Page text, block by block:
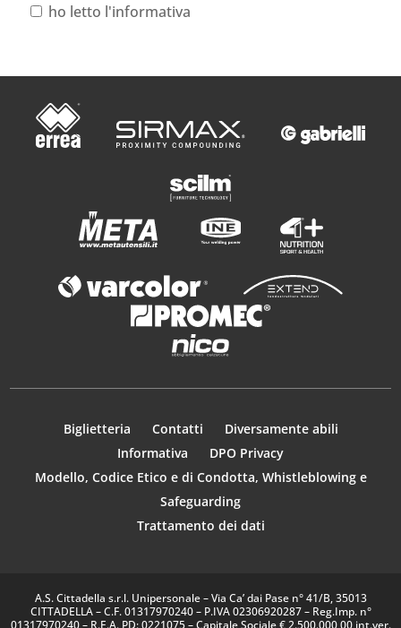
ho letto l'informativa
Biglietteria Contatti
Diversamente abili
Informativa
DPO Privacy
Modello, Codice Etico e di Condotta, Whistleblowing e
Safeguarding
Trattamento dei dati
A.S. Cittadella s.r.l. Unipersonale – Via Ca’ dai Pase n° 41/B, 35013
CITTADELLA – C.F. 01317970240 – P.IVA 02306920287 – Reg.Imp. n°
01317970240 – R.E.A. PD: 0221075 – Capitale Sociale € 2.500.000,00 int.ver.